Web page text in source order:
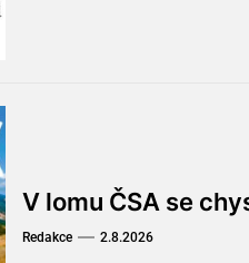
V lomu ČSA se
Redakce 2.8.2026